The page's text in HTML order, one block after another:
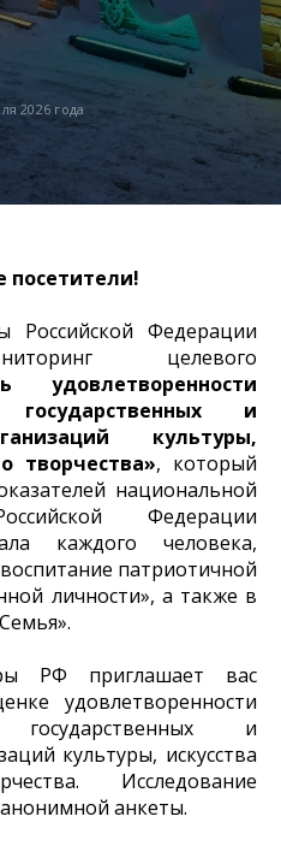
2026 года
Российской Федерации
целевого
удовлетворенности
и
культуры,
творчества», который
национальной
Федерации
каждого человека,
патриотичной
личности», а также в
РФ приглашает вас
удовлетворенности
и
культуры, искусства
Исследование
анкеты.